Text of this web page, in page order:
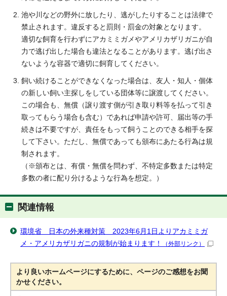
池や川などの野外に放したり、逃がしたりすることは法律で
禁止されます。違反すると罰則・罰金の対象となります。
適切な飼育を行わずにアカミミガメやアメリカザリガニが自
力で逃げ出した場合も違法となることがあります。逃げ出さ
ないような容器で適切に飼育してください。
飼い続けることができなくなった場合は、友人・知人・個体
の新しい飼い主探しをしている団体等に譲渡してください。
この場合も、無償（譲り渡す側が引き取り料等を払って引き
取ってもらう場合も含む）であれば申請や許可、届出等の手
続きは不要ですが、責任をもって飼うことのできる相手を探
して下さい。ただし、無償であっても頒布にあたる行為は規
制されます。
（※頒布とは、有償・無償を問わず、不特定多数または特定
多数の者に配り分けるような行為を想定。）
関連情報
環境省 日本の外来種対策 2023年6月1日よりアカミミガ
メ・アメリカザリガニの規制が始まります！
（外部リンク）
より良いホームページにするために、ページのご感想をお聞
かせください。